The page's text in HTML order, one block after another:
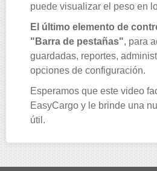
puede visualizar el peso en
El último elemento de
"Barra de pestañas", para
guardadas, reportes,
opciones de configuración.
Esperamos que este video
EasyCargo y le brinde una
útil.